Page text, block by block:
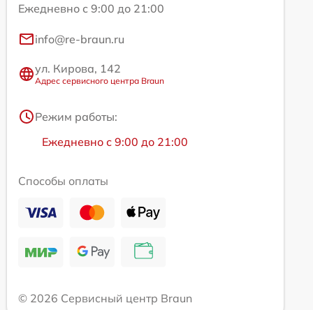
Ежедневно с 9:00 до 21:00
info@re-braun.ru
ул. Кирова, 142
Адрес сервисного центра Braun
Режим работы:
Ежедневно с 9:00 до 21:00
Способы оплаты
© 2026 Сервисный центр Braun